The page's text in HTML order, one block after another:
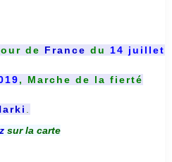
de France du 14 juillet
, Marche de la fierté
sur la carte